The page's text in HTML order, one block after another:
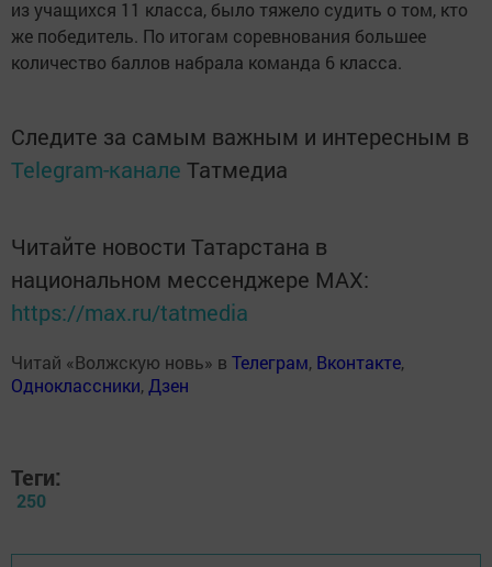
из учащихся 11 класса, было тяжело судить о том, кто
же победитель. По итогам соревнования большее
количество баллов набрала команда 6 класса.
Следите за самым важным и интересным в
Telegram-канале Татмедиа
Читайте новости Татарстана в
национальном мессенджере MАХ:
https://max.ru/tatmedia
Читай «Волжскую новь» в Телеграм, Вконтакте,
Одноклассники,Дзен
Теги:
250